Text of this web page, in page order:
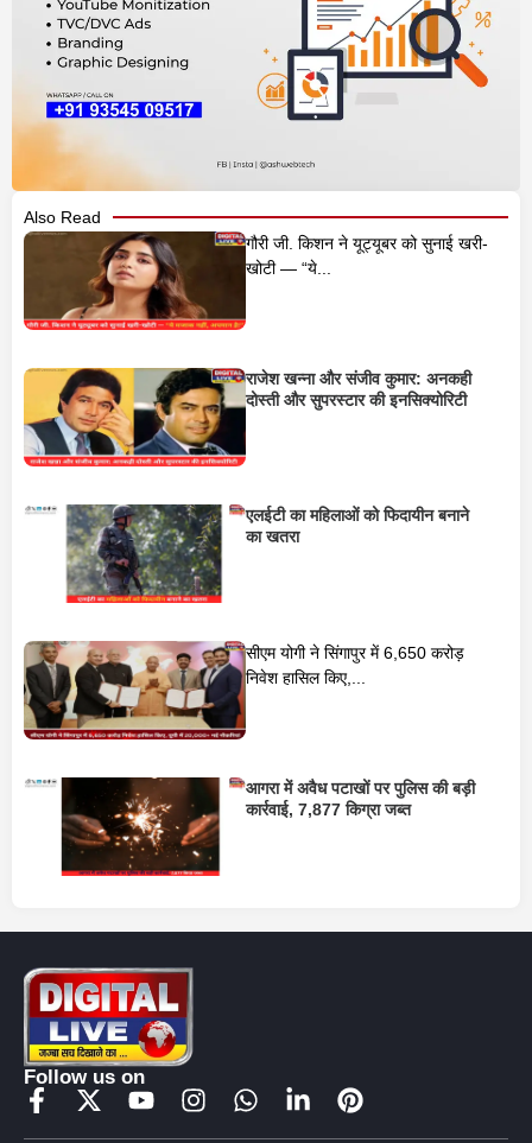
Also Read
गौरी जी. किशन ने यूट्यूबर को सुनाई खरी-
खोटी — “ये...
राजेश खन्ना और संजीव कुमार: अनकही
दोस्ती और सुपरस्टार की इनसिक्योरिटी
एलईटी का महिलाओं को फिदायीन बनाने
का खतरा
सीएम योगी ने सिंगापुर में 6,650 करोड़
निवेश हासिल किए,...
आगरा में अवैध पटाखों पर पुलिस की बड़ी
कार्रवाई, 7,877 किग्रा जब्त
Follow us on